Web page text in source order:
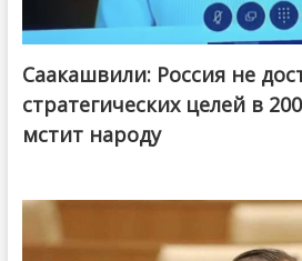
Саакашвили: Россия не
стратегических целей в
мстит народу